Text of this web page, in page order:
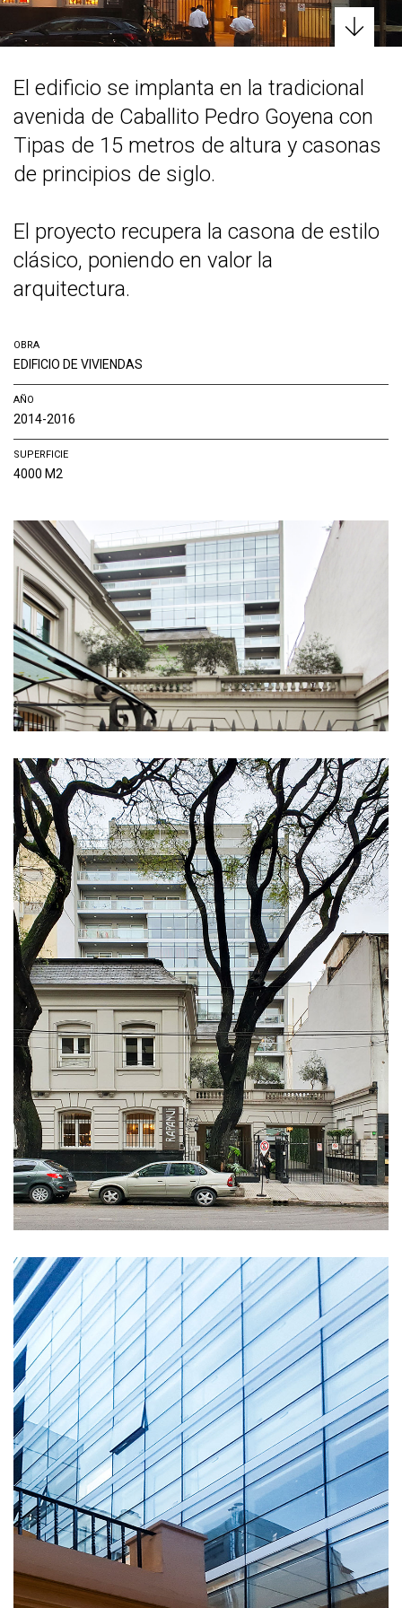
El edificio se implanta en la tradicional
avenida de Caballito Pedro Goyena con
Tipas de 15 metros de altura y casonas
de principios de siglo.
El proyecto recupera la casona de estilo
clásico, poniendo en valor la
arquitectura.
OBRA
EDIFICIO DE VIVIENDAS
AÑO
2014-2016
SUPERFICIE
4000 M2